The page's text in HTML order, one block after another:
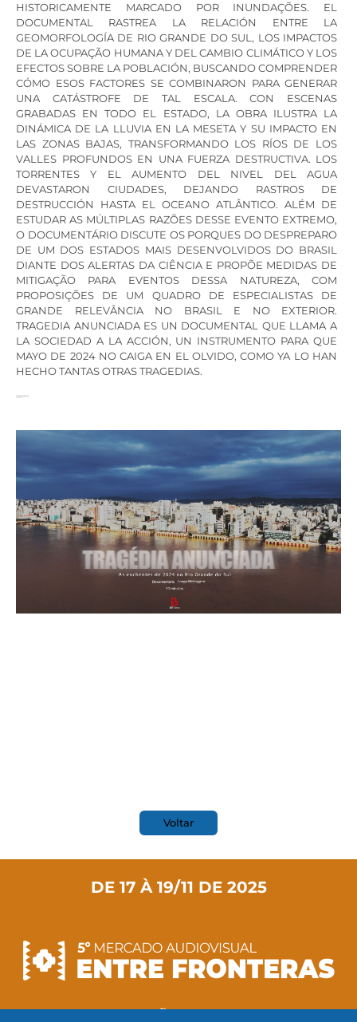
HISTORICAMENTE MARCADO POR INUNDAÇÕES. EL
DOCUMENTAL RASTREA LA RELACIÓN ENTRE LA
GEOMORFOLOGÍA DE RIO GRANDE DO SUL, LOS IMPACTOS
DE LA OCUPAÇÃO HUMANA Y DEL CAMBIO CLIMÁTICO Y LOS
EFECTOS SOBRE LA POBLACIÓN, BUSCANDO COMPRENDER
CÓMO ESOS FACTORES SE COMBINARON PARA GENERAR
UNA CATÁSTROFE DE TAL ESCALA. CON ESCENAS
GRABADAS EN TODO EL ESTADO, LA OBRA ILUSTRA LA
DINÁMICA DE LA LLUVIA EN LA MESETA Y SU IMPACTO EN
LAS ZONAS BAJAS, TRANSFORMANDO LOS RÍOS DE LOS
VALLES PROFUNDOS EN UNA FUERZA DESTRUCTIVA. LOS
TORRENTES Y EL AUMENTO DEL NIVEL DEL AGUA
DEVASTARON CIUDADES, DEJANDO RASTROS DE
DESTRUCCIÓN HASTA EL OCEANO ATLÂNTICO. ALÉM DE
ESTUDAR AS MÚLTIPLAS RAZÕES DESSE EVENTO EXTREMO,
O DOCUMENTÁRIO DISCUTE OS PORQUES DO DESPREPARO
DE UM DOS ESTADOS MAIS DESENVOLVIDOS DO BRASIL
DIANTE DOS ALERTAS DA CIÊNCIA E PROPÕE MEDIDAS DE
MITIGAÇÃO PARA EVENTOS DESSA NATUREZA, COM
PROPOSIÇÕES DE UM QUADRO DE ESPECIALISTAS DE
GRANDE RELEVÂNCIA NO BRASIL E NO EXTERIOR.
TRAGEDIA ANUNCIADA ES UN DOCUMENTAL QUE LLAMA A
LA SOCIEDAD A LA ACCIÓN, UN INSTRUMENTO PARA QUE
MAYO DE 2024 NO CAIGA EN EL OLVIDO, COMO YA LO HAN
HECHO TANTAS OTRAS TRAGEDIAS.
Voltar
DE 17 À 19/11 DE 2025